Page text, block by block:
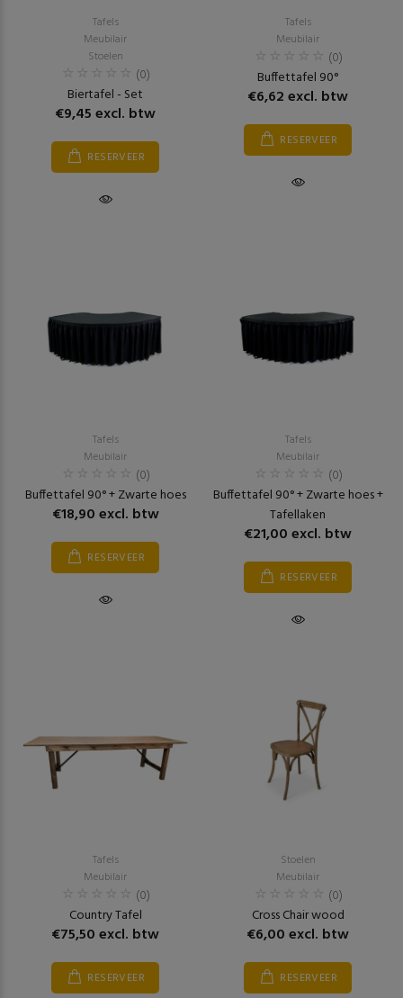
Tafels
Meubilair
Stoelen
(0)
Biertafel - Set
€9,45 excl. btw
RESERVEER
Tafels
Meubilair
(0)
Buffettafel 90°
€6,62 excl. btw
RESERVEER
Tafels
Meubilair
(0)
Buffettafel 90° + Zwarte hoes
€18,90 excl. btw
RESERVEER
Tafels
Meubilair
(0)
Buffettafel 90° + Zwarte hoes +
Tafellaken
€21,00 excl. btw
RESERVEER
Tafels
Meubilair
(0)
Country Tafel
€75,50 excl. btw
RESERVEER
Stoelen
Meubilair
(0)
Cross Chair wood
€6,00 excl. btw
RESERVEER